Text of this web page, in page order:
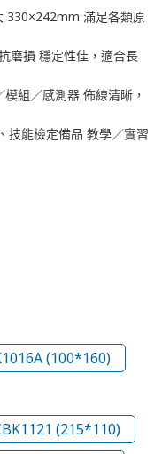
330×242mm 滿足各類原
磨損 穩定性佳，適合長
組／感測器 佈線清晰，
技能檢定備品 教學／實習
(100*160)
(215*110)